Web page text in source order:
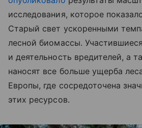
исследования, которое
Старый свет ускоренными
лесной биомассы.
и деятельность вредителей, а
наносят все больше ущерба
Европы, где сосредоточена
этих ресурсов.